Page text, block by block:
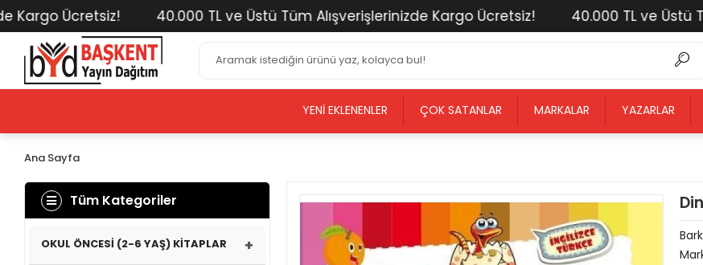
Ücretsiz! 40.000 TL ve Üstü Tüm Alışverişlerinizde Kargo Ücretsiz! 40.000 TL ve Üstü
YENI EKLENENLER ÇOK SATANLAR MARKALAR YAZARLAR
Ana Sayfa
Tüm Kategoriler
OKUL ÖNCESİ (2-6 YAŞ) KİTAPLAR +